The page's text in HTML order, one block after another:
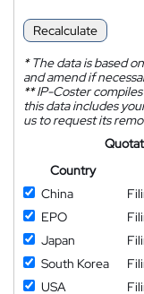
Recalculate
*The data is based
and amend if
**IP-Coster compiles
this data includes
us to request its
Country
China
EPO
Japan
South Korea
USA